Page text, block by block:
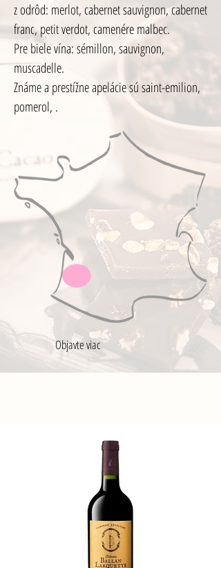
z odrôd: merlot, cabernet sauvignon, cabernet
franc, petit verdot, camenére malbec.
Pre biele vína: sémillon, sauvignon,
muscadelle.
Známe a prestížne apelácie sú saint-emilion,
pomerol, .
Objavte viac